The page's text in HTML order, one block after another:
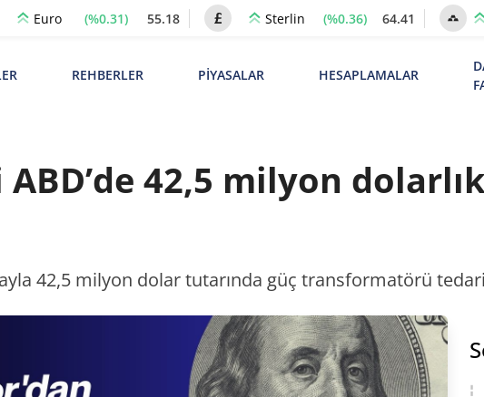
Euro (%0.31) 55.18 Sterlin (%0.36) 64.41
REHBERLER PİYASALAR HESAPLAMALAR
42,5 milyon
42,5 milyon dolar tutarında güç transformatörü